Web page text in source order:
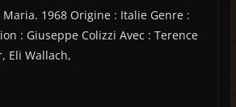
Maria. 1968 Origine : Italie Genre :
: Giuseppe Colizzi Avec : Terence
Eli Wallach,